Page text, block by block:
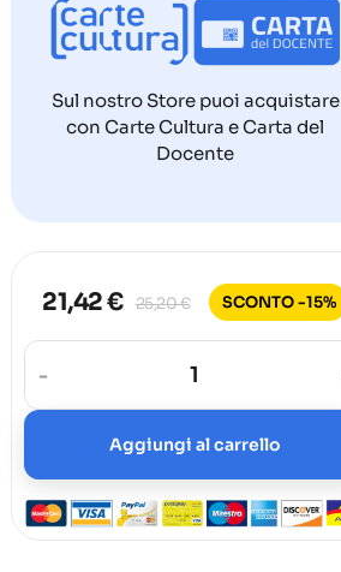
Sul nostro Store puoi acquistare
con Carte Cultura e Carta del
Docente
21,42 € 25,20 € SCONTO -15%
-
Aggiungi al carrello